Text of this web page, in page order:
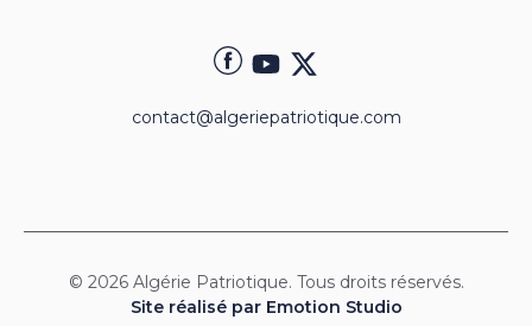
contact@algeriepatriotique.com
© 2026 Algérie Patriotique. Tous droits réservés.
Site réalisé par Emotion Studio